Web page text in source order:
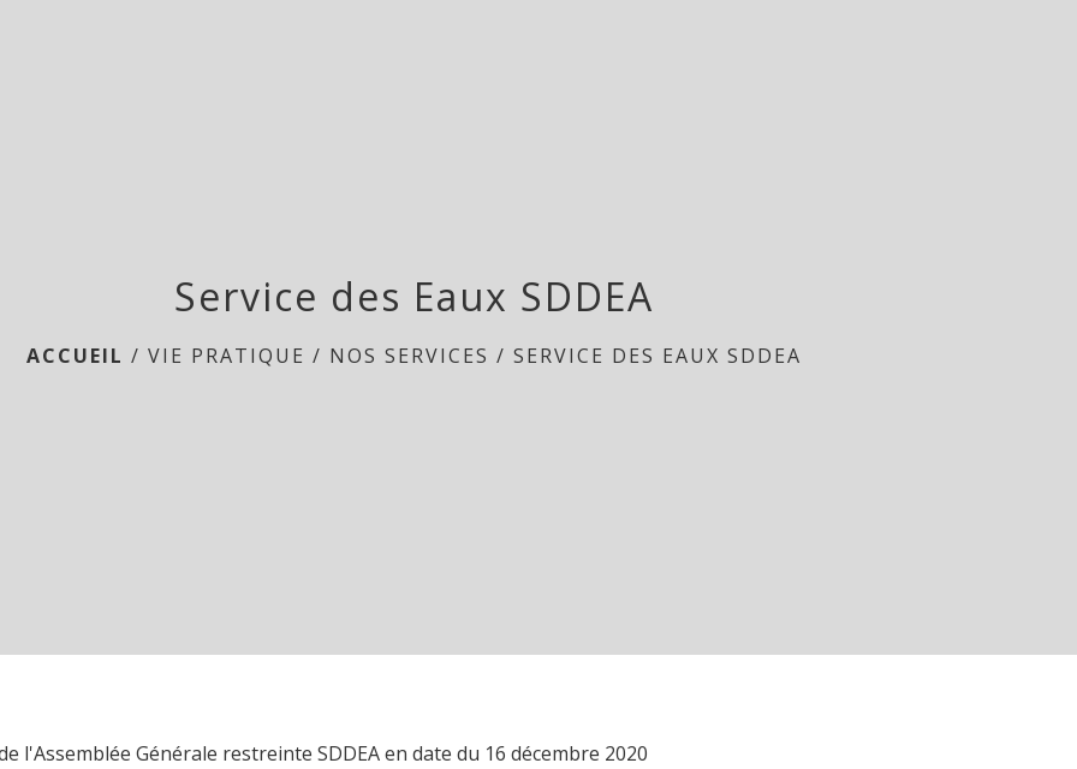
Service des Eaux SDDEA
ACCUEIL /VIE PRATIQUE / NOS SERVICES /SERVICE DES EAUX SDDEA
l'Assemblée Générale restreinte SDDEA en date du 16 décembre 2020